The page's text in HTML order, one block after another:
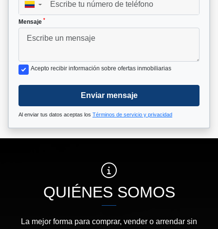
▼
Mensaje *
Acepto recibir información sobre ofertas inmobiliarias
Enviar mensaje
Al enviar tus datos aceptas los Términos de servicio y privacidad
QUIÉNES SOMOS
La mejor forma para comprar, vender o arrendar sin